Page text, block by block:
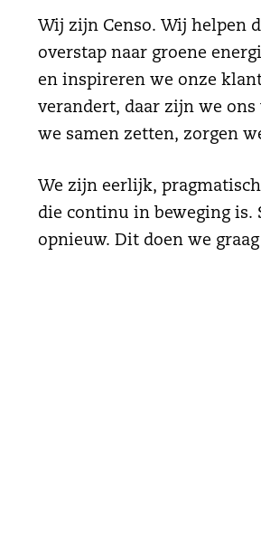
Wij zijn Censo. Wij helpen
overstap naar groene
en inspireren we onze
verandert, daar zijn we
we samen zetten, zorgen
We zijn eerlijk,
die continu in beweging is.
opnieuw. Dit doen we